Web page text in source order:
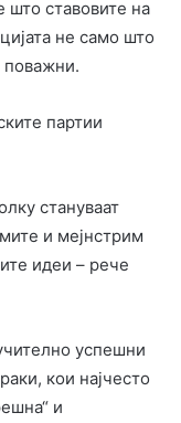
што ставовите на
не само што
поважни.
партии
стануваат
и мејнстрим
идеи – рече
успешни
кои најчесто
и